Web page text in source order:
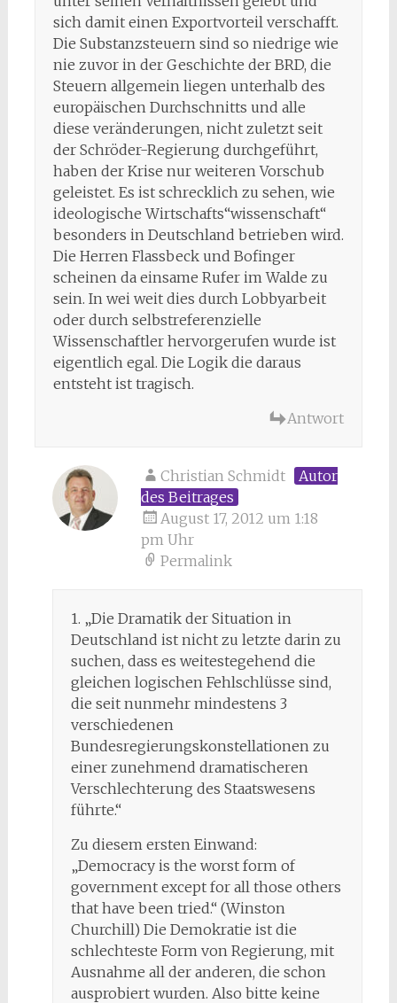
sich damit einen Exportvorteil verschafft.
Die Substanzsteuern sind so niedrige wie
nie zuvor in der Geschichte der BRD, die
Steuern allgemein liegen unterhalb des
europäischen Durchschnitts und alle
diese veränderungen, nicht zuletzt seit
der Schröder-Regierung durchgeführt,
haben der Krise nur weiteren Vorschub
geleistet. Es ist schrecklich zu sehen, wie
ideologische Wirtschafts“wissenschaft“
besonders in Deutschland betrieben wird.
Die Herren Flassbeck und Bofinger
scheinen da einsame Rufer im Walde zu
sein. In wei weit dies durch Lobbyarbeit
oder durch selbstreferenzielle
Wissenschaftler hervorgerufen wurde ist
eigentlich egal. Die Logik die daraus
entsteht ist tragisch.
Antwort
Christian Schmidt
Autor
des Beitrages
August 17, 2012 um 1:18
pm Uhr
Permalink
1. „Die Dramatik der Situation in
Deutschland ist nicht zu letzte darin zu
suchen, dass es weitestegehend die
gleichen logischen Fehlschlüsse sind,
die seit nunmehr mindestens 3
verschiedenen
Bundesregierungskonstellationen zu
einer zunehmend dramatischeren
Verschlechterung des Staatswesens
führte.“
Zu diesem ersten Einwand:
„Democracy is the worst form of
government except for all those others
that have been tried.“ (Winston
Churchill) Die Demokratie ist die
schlechteste Form von Regierung, mit
Ausnahme all der anderen, die schon
ausprobiert wurden. Also bitte keine